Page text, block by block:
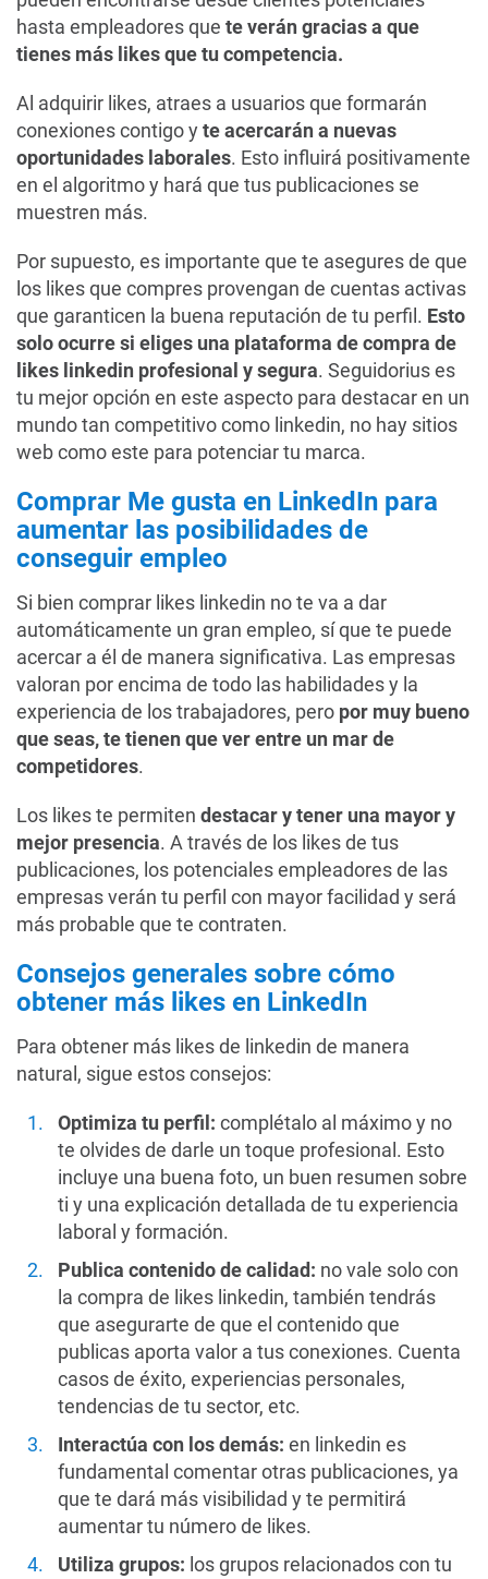
hasta empleadores que te verán gracias a que
tienes más likes que tu competencia.
Al adquirir likes, atraes a usuarios que formarán
conexiones contigo yte acercarán a nuevas
oportunidades laborales. Esto influirá positivamente
en el algoritmo y hará que tus publicaciones se
muestren más.
Por supuesto, es importante que te asegures de que
los likes que compres provengan de cuentas activas
que garanticen la buena reputación de tu perfil. Esto
solo ocurre si eliges una plataforma de compra de
likes linkedin profesional y segura. Seguidorius es
tu mejor opción en este aspecto para destacar en un
mundo tan competitivo como linkedin, no hay sitios
web como este para potenciar tu marca.
Comprar Me gusta en LinkedIn para
aumentar las posibilidades de
conseguir empleo
Si bien comprar likes linkedin no te va a dar
automáticamente un gran empleo, sí que te puede
acercar a él de manera significativa. Las empresas
valoran por encima de todo las habilidades y la
experiencia de los trabajadores, pero por muy bueno
que seas, te tienen que ver entre un mar de
competidores.
Los likes te permiten destacar y tener una mayor y
mejor presencia. A través de los likes de tus
publicaciones, los potenciales empleadores de las
empresas verán tu perfil con mayor facilidad y será
más probable que te contraten.
Consejos generales sobre cómo
obtener más likes en LinkedIn
Para obtener más likes de linkedin de manera
natural, sigue estos consejos:
Optimiza tu perfil: complétalo al máximo y no
te olvides de darle un toque profesional. Esto
incluye una buena foto, un buen resumen sobre
ti y una explicación detallada de tu experiencia
laboral y formación.
Publica contenido de calidad: no vale solo con
la compra de likes linkedin, también tendrás
que asegurarte de que el contenido que
publicas aporta valor a tus conexiones. Cuenta
casos de éxito, experiencias personales,
tendencias de tu sector, etc.
Interactúa con los demás: en linkedin es
fundamental comentar otras publicaciones, ya
que te dará más visibilidad y te permitirá
aumentar tu número de likes.
Utiliza grupos: los grupos relacionados con tu